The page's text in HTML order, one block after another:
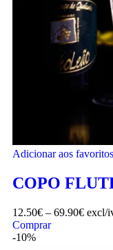
Adicionar aos favoritos
COPO
12.50€ – 69.90€ excl/
Comprar
-10%